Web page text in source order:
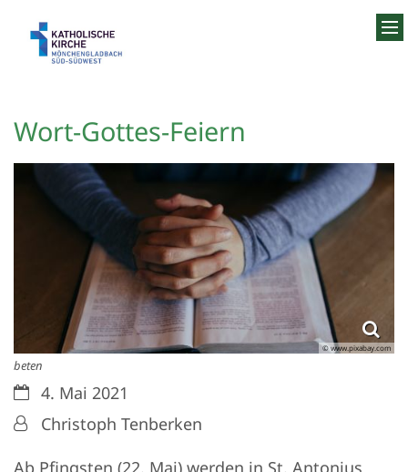
Wort-Gottes-Feiern
© www.pixabay.com
beten
Datum:4. Mai 2021
Von:Christoph Tenberken
Ab Pfingsten (22. Mai) werden in St. Antonius